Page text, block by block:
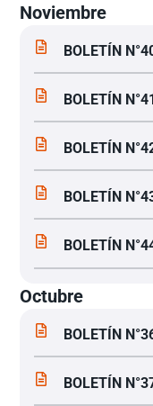
Noviembre
BOLETÍN
BOLETÍN
BOLETÍN
BOLETÍN
BOLETÍN
Octubre
BOLETÍN
BOLETÍN